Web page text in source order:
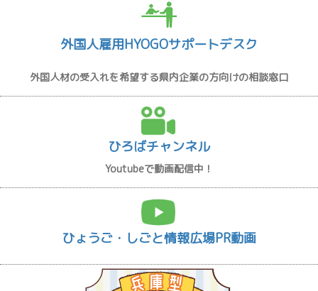
外国人雇用HYOGOサポートデスク
外国人材の受入れを希望する県内企業の方向けの相談窓口
ひろばチャンネル
Youtubeで動画配信中！
ひょうご・しごと情報広場PR動画